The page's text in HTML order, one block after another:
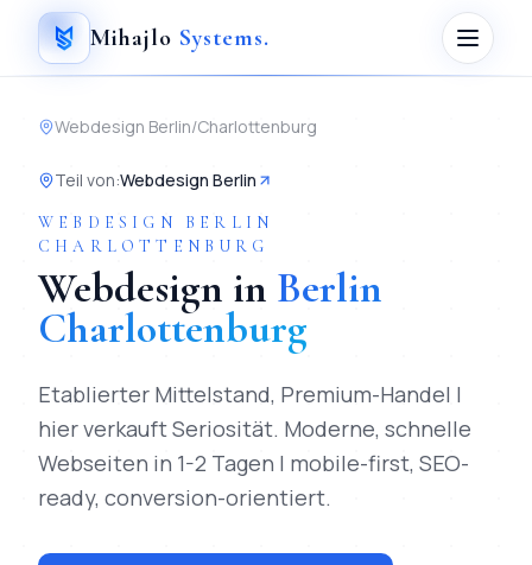
Mihajlo Systems.
Webdesign Berlin/Charlottenburg
Teil von:Webdesign Berlin
WEBDESIGN
BERLIN
CHARLOTTENBURG
Webdesign in Berlin
Charlottenburg
Etablierter Mittelstand, Premium-Handel |
hier verkauft Seriosität. Moderne, schnelle
Webseiten in 1-2 Tagen | mobile-first, SEO-
ready, conversion-orientiert.